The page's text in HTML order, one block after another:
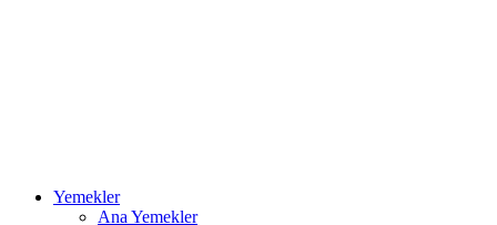
Yemekler
Ana Yemekler